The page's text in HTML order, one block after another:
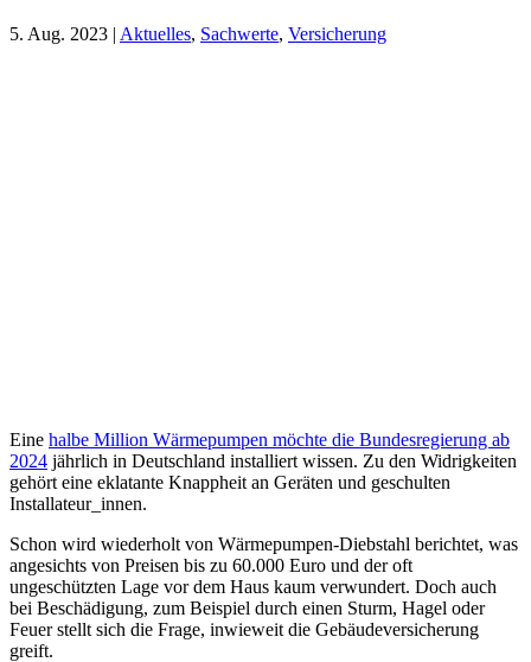
5. Aug. 2023 | Aktuelles, Sachwerte, Versicherung
Eine halbe Million Wärmepumpen möchte die Bundesregierung ab
2024 jährlich in Deutschland installiert wissen. Zu den Widrigkeiten
gehört eine eklatante Knappheit an Geräten und geschulten
Installateur_innen.
Schon wird wiederholt von Wärmepumpen-Diebstahl berichtet, was
angesichts von Preisen bis zu 60.000 Euro und der oft
ungeschützten Lage vor dem Haus kaum verwundert. Doch auch
bei Beschädigung, zum Beispiel durch einen Sturm, Hagel oder
Feuer stellt sich die Frage, inwieweit die Gebäudeversicherung
greift.